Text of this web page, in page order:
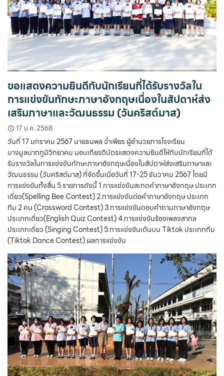
ขอแสดงความยินดีกับนักเรียนที่ได้รับรางวัลใน
การแข่งขันทักษะภาษาอังกฤษเนื่องในสัปดาห์ส่ง
เสริมภาษาและวัฒนธรรม (วันคริสต์มาส)
17 ม.ค. 2568
วันที่ 17 มกราคม 2567 นายธนพล ฉ่ำเพียร ผู้อำนวยการโรงเรียน
บางมูลนากภูมิวิทยาคม มอบเกียรติบัตรแสดงความยินดีให้กับนักเรียนที่ได้
รับรางวัลในการแข่งขันทักษะภาษาอังกฤษเนื่องในสัปดาห์ส่งเสริมภาษาและ
วัฒนธรรม (วันคริสต์มาส) ที่จัดขึ้นเมื่อวันที่ 17-25 ธันวาคม 2567 โดยมี
การแข่งขันทั้งสิ้น 5 รายการดังนี้ 1.การแข่งขันสะกดคำภาษาอังกฤษ ประเภท
เดี่ยว(Spelling Bee Contest) 2.การแข่งขันต่อคำภาษาอังกฤษ ประเภท
ทีม 2 คน (Crossword Contest) 3.การแข่งขันตอบคำถามภาษาอังกฤษ
ประเภทเดี่ยว(English Quiz Contest) 4.การแข่งขันร้องเพลงสากล
ประเภทเดี่ยว (Singing Contest) 5.การแข่งขันเต้นบน Tiktok ประเภททีม
(Tiktok Dance Contest) ผลการแข่งขัน